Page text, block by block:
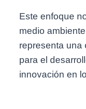
Este enfoque
medio
representa una
para el
innovación en